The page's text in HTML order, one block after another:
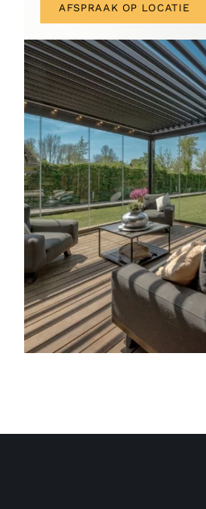
AFSPRAAK OP LOCATIE